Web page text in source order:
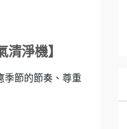
淨機】
季節的節奏、尊重